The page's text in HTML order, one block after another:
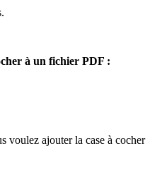
à un fichier PDF :
voulez ajouter la case à cocher